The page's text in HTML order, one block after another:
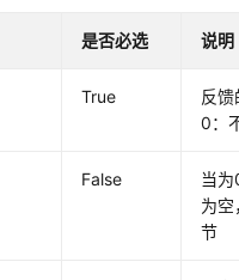
是否必选 说明
True
反馈
0：
False
当
为
节